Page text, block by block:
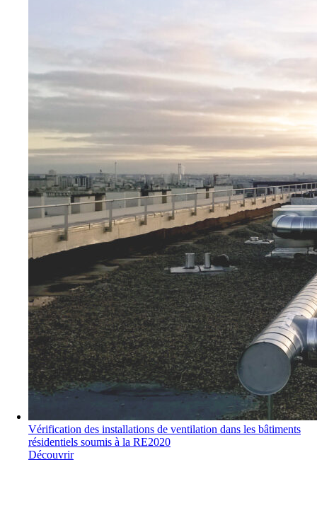
Vérification des installations de ventilation dans les bâtiments
résidentiels soumis à la RE2020
Découvrir